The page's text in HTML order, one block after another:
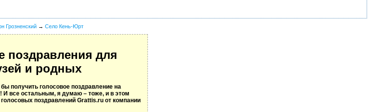
Грозненский → Село Кень-Юрт
поздравления для
и родных
получить голосовое поздравление на
все остальным, я думаю – тоже, и в этом
поздравлений Grattis.ru от компании